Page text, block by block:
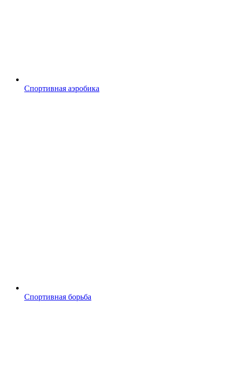
Спортивная аэробика
Спортивная борьба